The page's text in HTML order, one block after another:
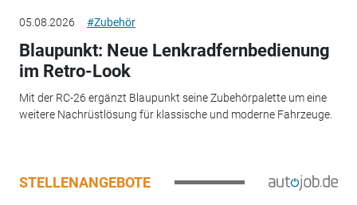
05.08.2026 #Zubehör
Blaupunkt: Neue Lenkradfernbedienung
im Retro-Look
Mit der RC-26 ergänzt Blaupunkt seine Zubehörpalette um eine
weitere Nachrüstlösung für klassische und moderne Fahrzeuge.
STELLENANGEBOTE